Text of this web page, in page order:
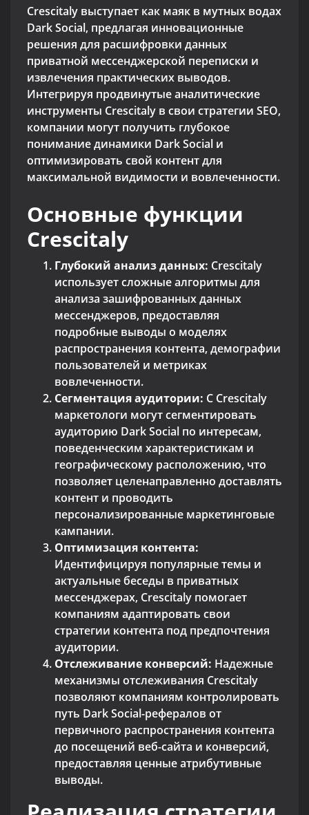
Crescitaly выступает как маяк в мутных водах
Dark Social, предлагая инновационные
решения для расшифровки данных
приватной мессенджерской переписки и
извлечения практических выводов.
Интегрируя продвинутые аналитические
инструменты Crescitaly в свои стратегии SEO,
компании могут получить глубокое
понимание динамики Dark Social и
оптимизировать свой контент для
максимальной видимости и вовлеченности.
Основные функции
Crescitaly
Глубокий анализ данных: Crescitaly
использует сложные алгоритмы для
анализа зашифрованных данных
мессенджеров, предоставляя
подробные выводы о моделях
распространения контента, демографии
пользователей и метриках
вовлеченности.
Сегментация аудитории: С Crescitaly
маркетологи могут сегментировать
аудиторию Dark Social по интересам,
поведенческим характеристикам и
географическому расположению, что
позволяет целенаправленно доставлять
контент и проводить
персонализированные маркетинговые
кампании.
Оптимизация контента:
Идентифицируя популярные темы и
актуальные беседы в приватных
мессенджерах, Crescitaly помогает
компаниям адаптировать свои
стратегии контента под предпочтения
аудитории.
Отслеживание конверсий: Надежные
механизмы отслеживания Crescitaly
позволяют компаниям контролировать
путь Dark Social-рефералов от
первичного распространения контента
до посещений веб-сайта и конверсий,
предоставляя ценные атрибутивные
выводы.